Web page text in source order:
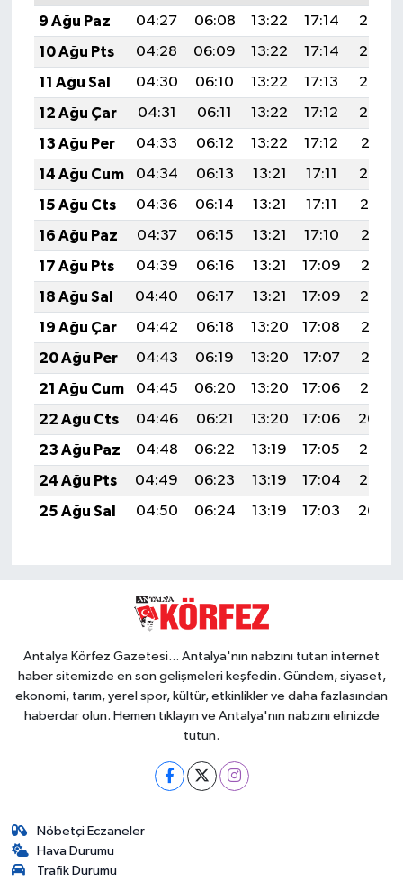
9 Ağu Paz
04:27 06:08 13:22 17:14
20:27
10 Ağu Pts
04:28 06:09 13:22 17:14
20:25
11 Ağu Sal
04:30 06:10 13:22 17:13
20:24
12 Ağu Çar
04:31 06:11 13:22 17:12
20:23
13 Ağu Per
04:33 06:12 13:22 17:12
20:21
14 Ağu Cum
04:34 06:13 13:21 17:11
20:20
15 Ağu Cts
04:36 06:14 13:21 17:11
20:19
16 Ağu Paz
04:37 06:15 13:21 17:10
20:17
17 Ağu Pts
04:39 06:16 13:21 17:09
20:16
18 Ağu Sal
04:40 06:17 13:21 17:09
20:14
19 Ağu Çar
04:42 06:18 13:20 17:08
20:13
20 Ağu Per
04:43 06:19 13:20 17:07
20:12
21 Ağu Cum
04:45 06:20 13:20 17:06
20:10
22 Ağu Cts
04:46 06:21 13:20 17:06
20:09
23 Ağu Paz
04:48 06:22 13:19 17:05
20:07
24 Ağu Pts
04:49 06:23 13:19 17:04
20:06
25 Ağu Sal
04:50 06:24 13:19 17:03 20:04
Antalya Körfez Gazetesi... Antalya'nın nabzını tutan internet
haber sitemizde en son gelişmeleri keşfedin. Gündem, siyaset,
ekonomi, tarım, yerel spor, kültür, etkinlikler ve daha fazlasından
haberdar olun. Hemen tıklayın ve Antalya'nın nabzını elinizde
tutun.
Nöbetçi Eczaneler
Hava Durumu
Trafik Durumu